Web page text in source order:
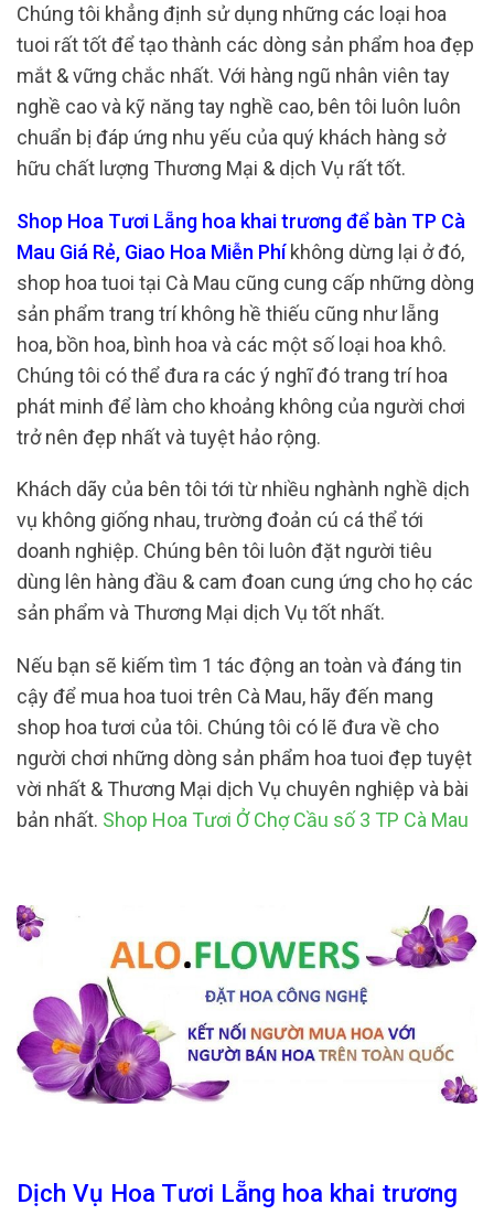
Chúng tôi khẳng định sử dụng những các loại hoa
tuoi rất tốt để tạo thành các dòng sản phẩm hoa đẹp
mắt & vững chắc nhất. Với hàng ngũ nhân viên tay
nghề cao và kỹ năng tay nghề cao, bên tôi luôn luôn
chuẩn bị đáp ứng nhu yếu của quý khách hàng sở
hữu chất lượng Thương Mại & dịch Vụ rất tốt.
Shop Hoa Tươi Lẵng hoa khai trương để bàn TP Cà
Mau Giá Rẻ, Giao Hoa Miễn Phíkhông dừng lại ở đó,
shop hoa tuoi tại Cà Mau cũng cung cấp những dòng
sản phẩm trang trí không hề thiếu cũng như lẵng
hoa, bồn hoa, bình hoa và các một số loại hoa khô.
Chúng tôi có thể đưa ra các ý nghĩ đó trang trí hoa
phát minh để làm cho khoảng không của người chơi
trở nên đẹp nhất và tuyệt hảo rộng.
Khách dãy của bên tôi tới từ nhiều nghành nghề dịch
vụ không giống nhau, trường đoản cú cá thể tới
doanh nghiệp. Chúng bên tôi luôn đặt người tiêu
dùng lên hàng đầu & cam đoan cung ứng cho họ các
sản phẩm và Thương Mại dịch Vụ tốt nhất.
Nếu bạn sẽ kiếm tìm 1 tác động an toàn và đáng tin
cậy để mua hoa tuoi trên Cà Mau, hãy đến mang
shop hoa tươi của tôi. Chúng tôi có lẽ đưa về cho
người chơi những dòng sản phẩm hoa tuoi đẹp tuyệt
vời nhất & Thương Mại dịch Vụ chuyên nghiệp và bài
bản nhất. Shop Hoa Tươi Ở Chợ Cầu số 3 TP Cà Mau
Dịch Vụ Hoa Tươi Lẵng hoa khai trương